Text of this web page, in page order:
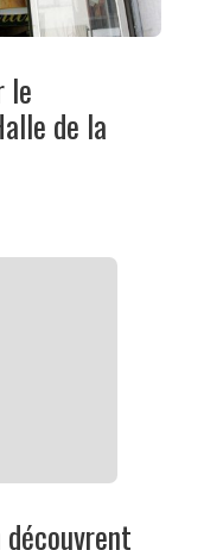
le
de la